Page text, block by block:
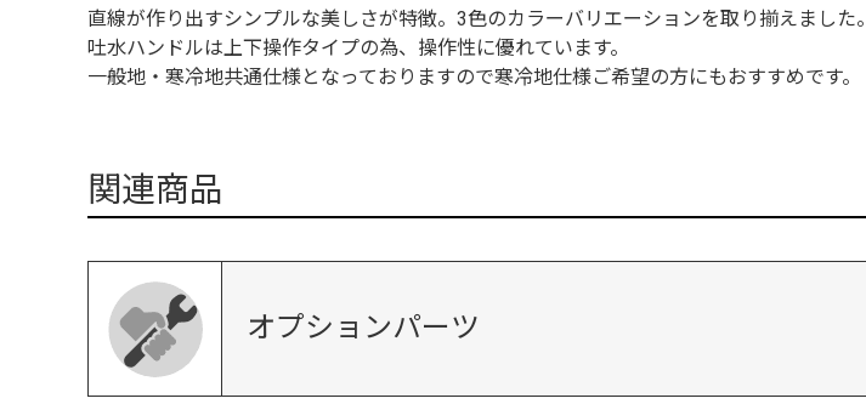
直線が作り出すシンプルな美しさが特徴。3色のカラーバリエーションを取り揃えました。
吐水ハンドルは上下操作タイプの為、操作性に優れています。
一般地・寒冷地共通仕様となっておりますので寒冷地仕様ご希望の方にもおすすめです。
関連商品
オプションパーツ